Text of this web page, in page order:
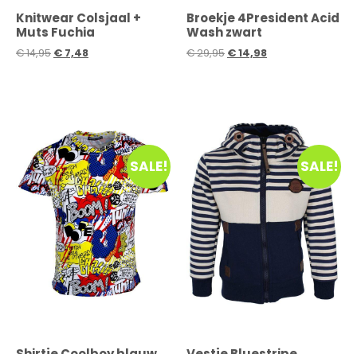
Knitwear Colsjaal +
Muts Fuchia
€14,95 € 7,48
Broekje 4President Acid
Wash zwart
€29,95 €14,98
SALE! SALE!